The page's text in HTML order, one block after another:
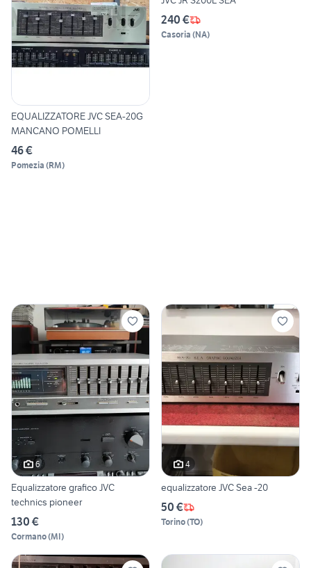
EQUALIZZATORE JVC SEA-20G
MANCANO POMELLI
46 €
Pomezia (RM)
240 €
Casoria (NA)
6
Equalizzatore grafico JVC
technics pioneer
130 €
Cormano(MI)
4
equalizzatore JVC Sea -20
50 €
Torino(TO)